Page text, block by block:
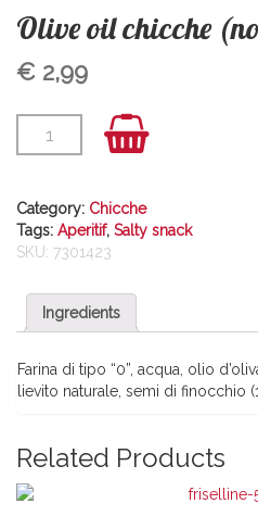
Olive oil chicche
€ 2,99
Category: Chicche
Tags: Aperitif, Salty snack
SKU: 7301423
Ingredients
Farina di tipo “0”, acqua, olio
lievito naturale, semi di finocchio
Related Products